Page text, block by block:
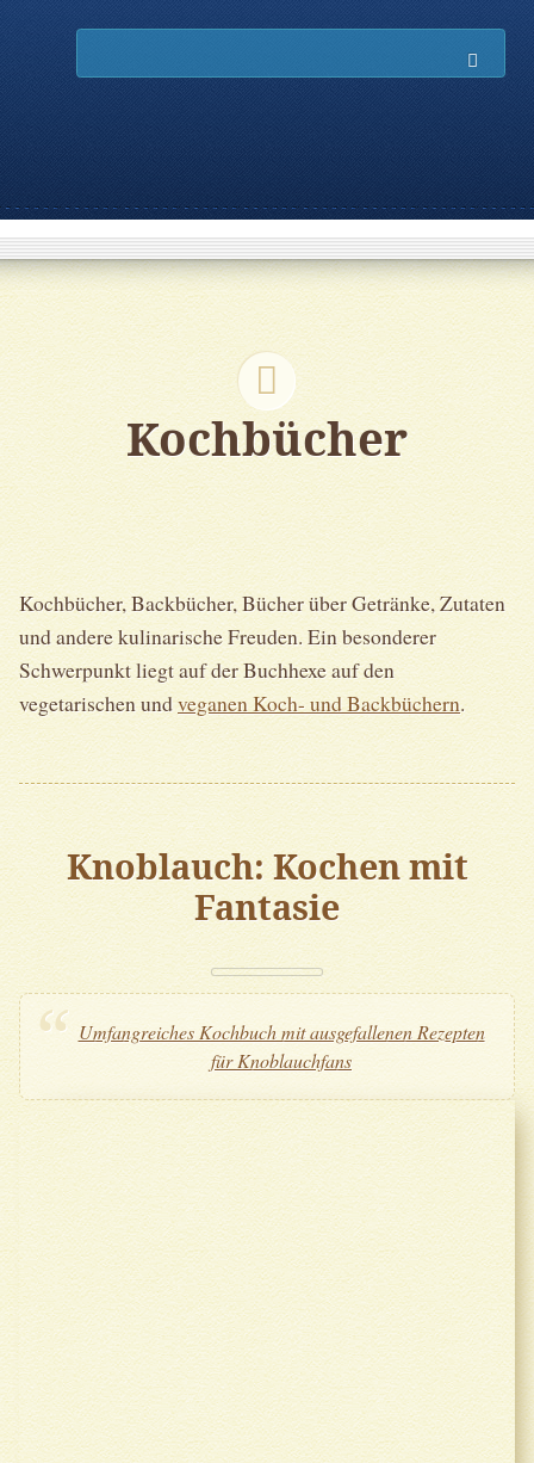
Kochbücher
Kochbücher, Backbücher, Bücher über Getränke, Zutaten
und andere kulinarische Freuden. Ein besonderer
Schwerpunkt liegt auf der Buchhexe auf den
vegetarischen undveganen Koch- und Backbüchern.
Knoblauch: Kochen mit
Fantasie
Umfangreiches Kochbuch mit ausgefallenen Rezepten
für Knoblauchfans